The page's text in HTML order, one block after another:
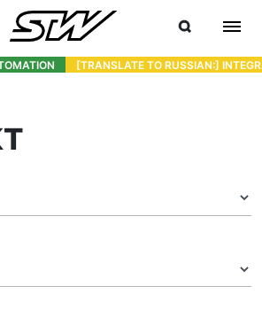
МИР МОБИЛЬНЫХ МАШИН И ТЕХНИКИ
- УЛУЧШЕНИЕ РАБОТЫ
[TRANSLATE TO RUSSIAN:]